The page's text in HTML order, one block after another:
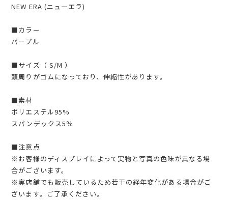
NEW ERA (ニューエラ)
■カラー
パープル
■サイズ（ S/M ）
頭周りがゴムになっており、伸縮性があります。
■素材
ポリエステル95%
スパンデックス5％
■注意点
※お客様のディスプレイによって実物と写真の色味が異なる場
合がございます。
※実店舗でも販売しているため若干の経年変化がある場合がご
ざいます。ご了承ください。